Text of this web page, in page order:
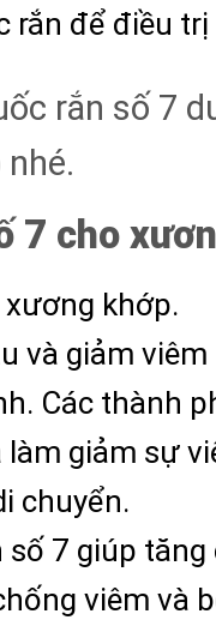
để điều
rắn số 7
7 cho
khớp.
và giảm
Các thành
giảm sự
chuyển.
7 giúp
viêm